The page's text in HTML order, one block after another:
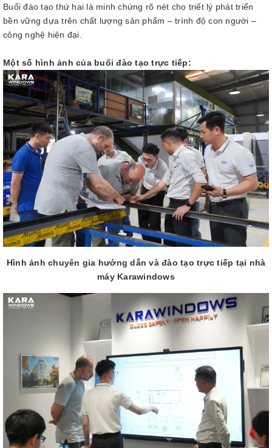
Buổi đào tạo thứ hai là minh chứng rõ nét cho triết lý phát triển
bền vững dựa trên chất lượng sản phẩm – trình độ con người –
công nghệ hiện đại.
Một số hình ảnh của buổi đào tạo trực tiếp:
Hình ảnh chuyên gia hướng dẫn và đào tạo trực tiếp tại nhà
máy Karawindows